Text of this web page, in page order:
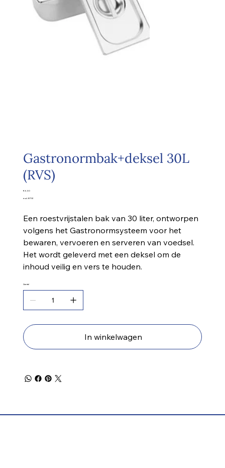
Gastronormbak+deksel 30L
(RVS)
Prijs
€ 6,50
excl. BTW
Een roestvrijstalen bak van 30 liter, ontworpen
volgens het Gastronormsysteem voor het
bewaren, vervoeren en serveren van voedsel.
Het wordt geleverd met een deksel om de
inhoud veilig en vers te houden.
Aantal
In winkelwagen